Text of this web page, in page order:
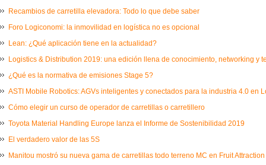
Recambios de carretilla elevadora: Todo lo que debe saber
Foro Logiconomi: la inmovilidad en logística no es opcional
Lean: ¿Qué aplicación tiene en la actualidad?
Logistics & Distribution 2019: una edición llena de conocimiento, networking y
¿Qué es la normativa de emisiones Stage 5?
ASTI Mobile Robotics: AGVs inteligentes y conectados para la industria 4.0 en
Cómo elegir un curso de operador de carretillas o carretillero
Toyota Material Handling Europe lanza el Informe de Sostenibilidad 2019
El verdadero valor de las 5S
Manitou mostró su nueva gama de carretillas todo terreno MC en Fruit Attraction